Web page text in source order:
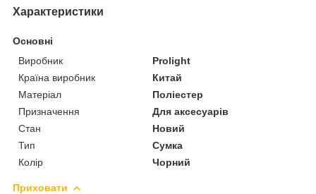
Характеристики
Основні
Виробник
Prolight
Країна виробник
Китай
Матеріал
Поліестер
Призначення
Для аксесуарів
Стан
Новий
Тип
Сумка
Колір
Чорний
Приховати